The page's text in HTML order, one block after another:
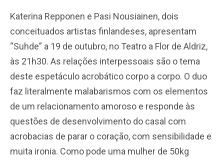
Katerina Repponen e Pasi Nousiainen, dois
conceituados artistas finlandeses, apresentam
“Suhde” a 19 de outubro, no Teatro a Flor de Aldriz,
às 21h30. As relações interpessoais são o tema
deste espetáculo acrobático corpo a corpo. O duo
faz literalmente malabarismos com os elementos
de um relacionamento amoroso e responde às
questões de desenvolvimento do casal com
acrobacias de parar o coração, com sensibilidade e
muita ironia. Como pode uma mulher de 50kg